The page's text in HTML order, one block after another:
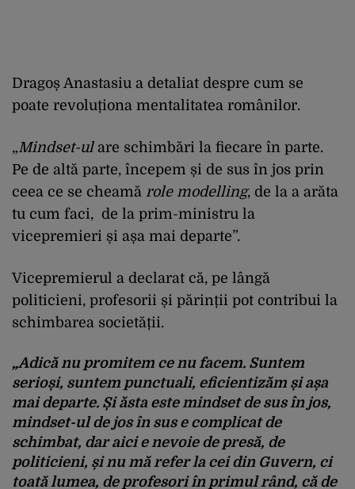
Dragoș Anastasiu a detaliat despre cum se
poate revoluționa mentalitatea românilor.
„Mindset-ulare schimbări la fiecare în parte.
Pe de altă parte, începem și de sus în jos prin
ceea ce se cheamă role modelling, de la a arăta
tu cum faci, de la prim-ministru la
vicepremieri și așa mai departe”.
Vicepremierul a declarat că, pe lângă
politicieni, profesorii și părinții pot contribui la
schimbarea societății.
„Adică nu promitem ce nu facem. Suntem
serioși, suntem punctuali, eficientizăm și așa
mai departe. Și ăsta estemindsetde sus în jos,
mindset-ulde jos în sus e complicat de
schimbat, dar aici e nevoie de presă, de
politicieni, și nu mă refer la cei din Guvern, ci
toată lumea, de profesori în primul rând, că de